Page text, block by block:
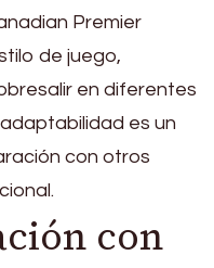
Premier
de juego,
en diferentes
es un
con otros
con